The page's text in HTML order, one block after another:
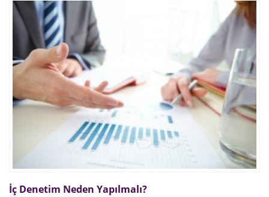
İç Denetim Neden Yapılmalı?